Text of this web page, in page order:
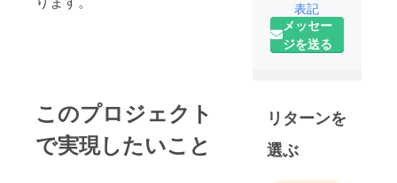
このプロジェクト
で実現したいこと
表記
メッセー
ジを送る
リターンを
選ぶ